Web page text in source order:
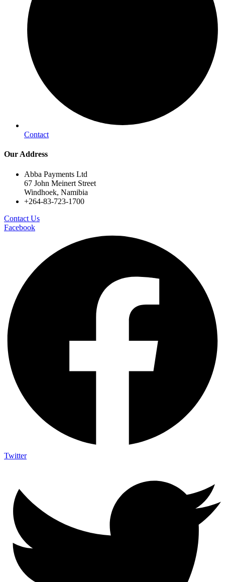
Contact
Our Address
Abba Payments Ltd
67 John Meinert Street
Windhoek, Namibia
+264-83-723-1700
Contact Us
Facebook
Twitter